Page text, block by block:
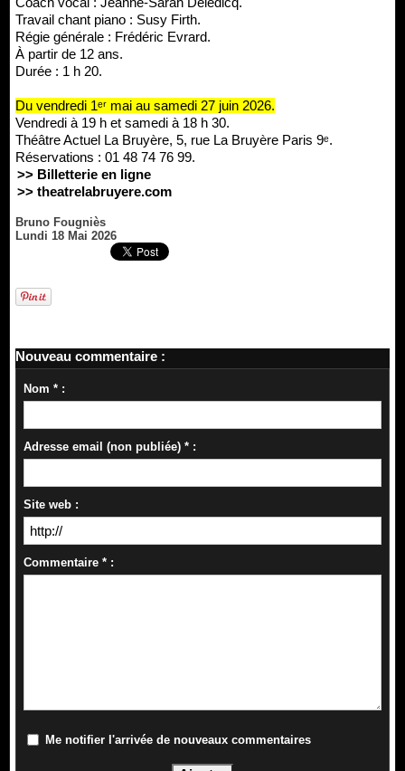
Travail chant piano : Susy Firth.
Régie générale : Frédéric Evrard.
À partir de 12 ans.
Durée : 1 h 20.
Du vendredi 1ᵉʳ mai au samedi 27 juin 2026.
Vendredi à 19 h et samedi à 18 h 30.
Théâtre Actuel La Bruyère, 5, rue La Bruyère Paris 9ᵉ.
Réservations : 01 48 74 76 99.
>> Billetterie en ligne
>> theatrelabruyere.com
Bruno Fougniès
Lundi 18 Mai 2026
Nouveau commentaire :
Nom * :
Adresse email (non publiée) * :
Site web :
Commentaire * :
Me notifier l'arrivée de nouveaux commentaires